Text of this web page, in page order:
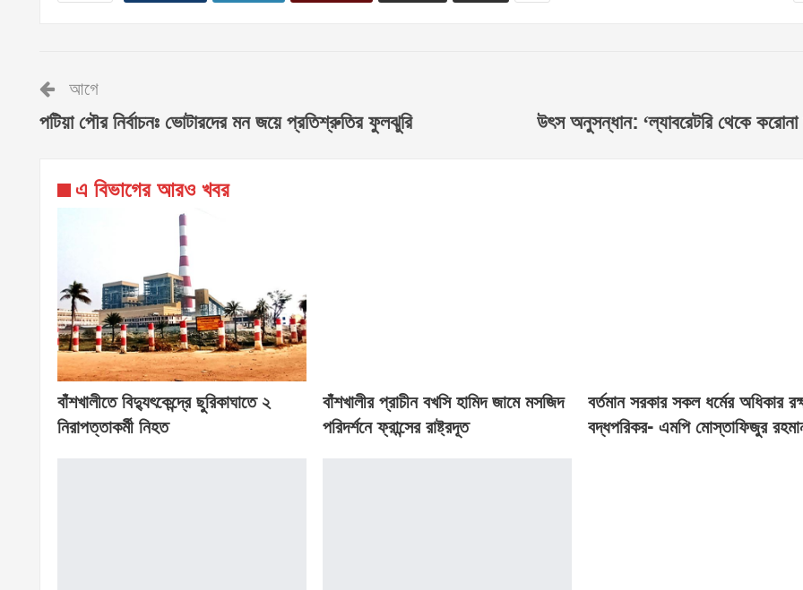
আগে
পটিয়া পৌর নির্বাচনঃ ভোটারদের মন জয়ে প্রতিশ্রুতির ফুলঝুরি উৎস অনুসন্ধান: ‘ল্যাবরেটরি থেকে করোনা
এ বিভাগের আরও খবর
বাঁশখালীতে বিদ্যুৎকেন্দ্রে ছুরিকাঘাতে ২
নিরাপত্তাকর্মী নিহত
বাঁশখালীর প্রাচীন বখসি হামিদ জামে মসজিদ
পরিদর্শনে ফ্রান্সের রাষ্ট্রদূত
বর্তমান সরকার সকল ধর্মের অধিকার
বদ্ধপরিকর- এমপি মোস্তাফিজুর